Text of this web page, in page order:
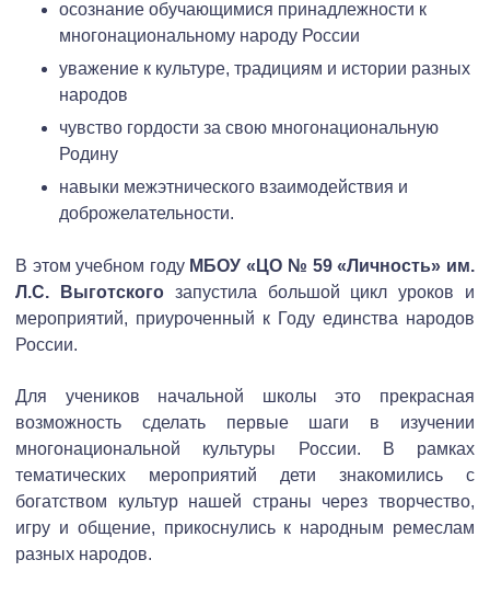
осознание обучающимися принадлежности к
многонациональному народу России
уважение к культуре, традициям и истории разных
народов
чувство гордости за свою многонациональную
Родину
навыки межэтнического взаимодействия и
доброжелательности.
В этом учебном году МБОУ «ЦО № 59 «Личность» им.
Л.С. Выготскогозапустила большой цикл уроков и
мероприятий, приуроченный к Году единства народов
России.
Для учеников начальной школы это прекрасная
возможность сделать первые шаги в изучении
многонациональной культуры России. В рамках
тематических мероприятий дети знакомились с
богатством культур нашей страны через творчество,
игру и общение, прикоснулись к народным ремеслам
разных народов.